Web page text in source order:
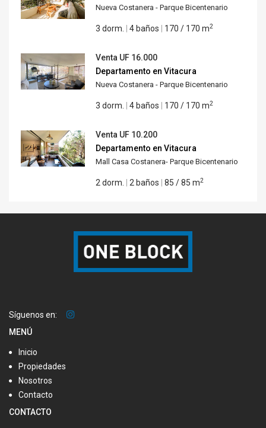
Nueva Costanera - Parque Bicentenario
3 dorm. 4 baños 170 / 170 m2
Venta UF 16.000
Departamento en Vitacura
Nueva Costanera - Parque Bicentenario
3 dorm. 4 baños 170 / 170 m2
Venta UF 10.200
Departamento en Vitacura
Mall Casa Costanera- Parque Bicentenario
2 dorm. 2 baños 85 / 85 m2
Síguenos en:
MENÚ
Inicio
Propiedades
Nosotros
Contacto
CONTACTO